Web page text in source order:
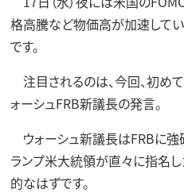
格高騰など物価高が加速して
です。
注目されるのは、今回、初め
ォーシュFRB新議長の発言。
ウォーシュ新議長はFRBに強
ランプ米大統領が直々に指名
的なはずです。